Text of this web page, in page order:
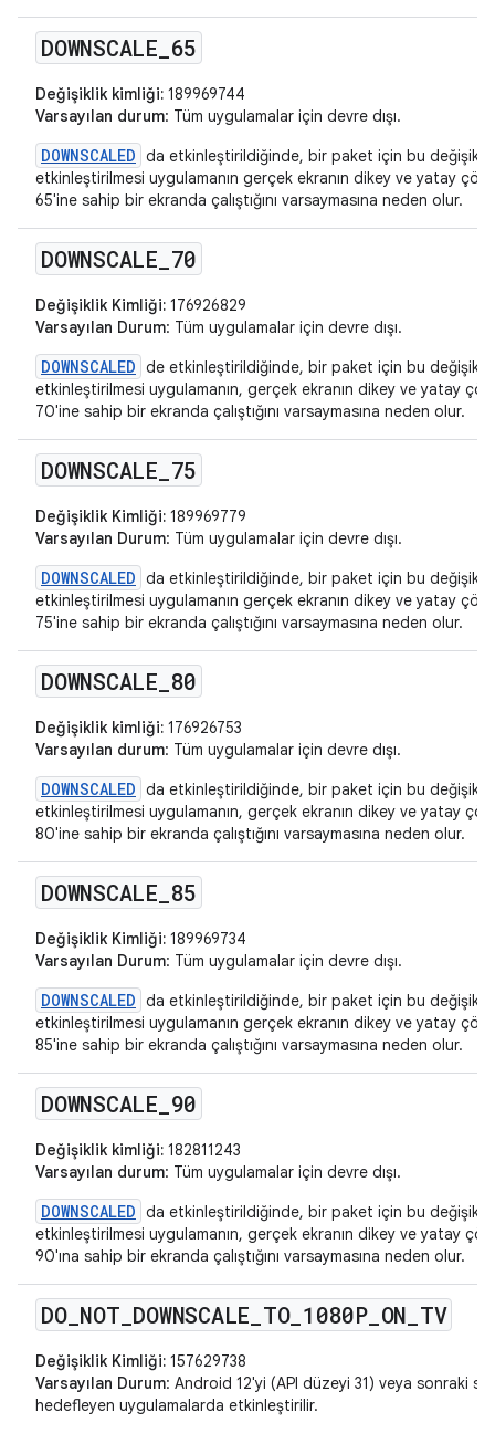
DOWNSCALE 65
Değişiklik kimliği: 189969744
Varsayılan durum: Tüm uygulamalar için devre dışı.
DOWNSCALED da etkinleştirildiğinde, bir paket için bu
etkinleştirilmesi uygulamanın gerçek ekranın dikey ve yatay
65'ine sahip bir ekranda çalıştığını varsaymasına neden olur.
DOWNSCALE 70
Değişiklik Kimliği: 176926829
Varsayılan Durum: Tüm uygulamalar için devre dışı.
DOWNSCALED de etkinleştirildiğinde, bir paket için bu
etkinleştirilmesi uygulamanın, gerçek ekranın dikey ve yatay
70'ine sahip bir ekranda çalıştığını varsaymasına neden olur.
DOWNSCALE 75
Değişiklik Kimliği: 189969779
Varsayılan Durum: Tüm uygulamalar için devre dışı.
DOWNSCALED da etkinleştirildiğinde, bir paket için bu
etkinleştirilmesi uygulamanın gerçek ekranın dikey ve yatay
75'ine sahip bir ekranda çalıştığını varsaymasına neden olur.
DOWNSCALE 80
Değişiklik kimliği: 176926753
Varsayılan durum: Tüm uygulamalar için devre dışı.
DOWNSCALED da etkinleştirildiğinde, bir paket için bu
etkinleştirilmesi uygulamanın, gerçek ekranın dikey ve yatay
80'ine sahip bir ekranda çalıştığını varsaymasına neden olur.
DOWNSCALE 85
Değişiklik Kimliği: 189969734
Varsayılan Durum: Tüm uygulamalar için devre dışı.
DOWNSCALED da etkinleştirildiğinde, bir paket için bu
etkinleştirilmesi uygulamanın gerçek ekranın dikey ve yatay
85'ine sahip bir ekranda çalıştığını varsaymasına neden olur.
DOWNSCALE 90
Değişiklik kimliği: 182811243
Varsayılan durum: Tüm uygulamalar için devre dışı.
DOWNSCALED da etkinleştirildiğinde, bir paket için bu
etkinleştirilmesi uygulamanın, gerçek ekranın dikey ve yatay
90'ına sahip bir ekranda çalıştığını varsaymasına neden olur.
DO_ NOT DOWNSCALE TO_ 1080P_ ON TV
Değişiklik Kimliği: 157629738
Varsayılan Durum: Android 12'yi (API düzeyi 31) veya sonraki
hedefleyen uygulamalarda etkinleştirilir.